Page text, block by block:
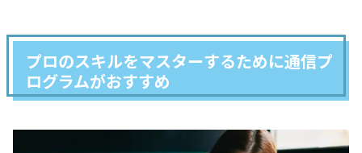
プロのスキルをマスターするために通信プ
ログラムがおすすめ